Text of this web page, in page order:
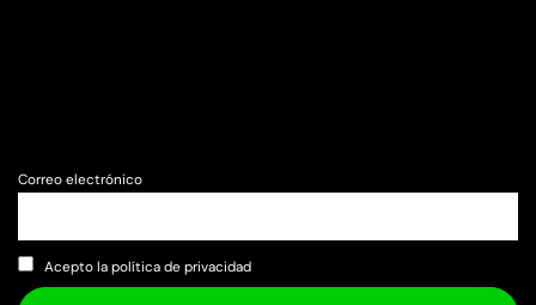
Correo electrónico
Acepto la política de privacidad